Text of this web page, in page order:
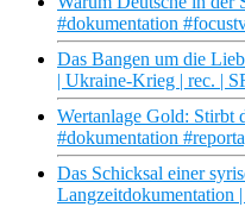
#dokumentation
Das Bangen um die
| Ukraine-Krieg | rec. |
Wertanlage Gold: Stirbt
#dokumentation
Das Schicksal einer
Langzeitdokumentation